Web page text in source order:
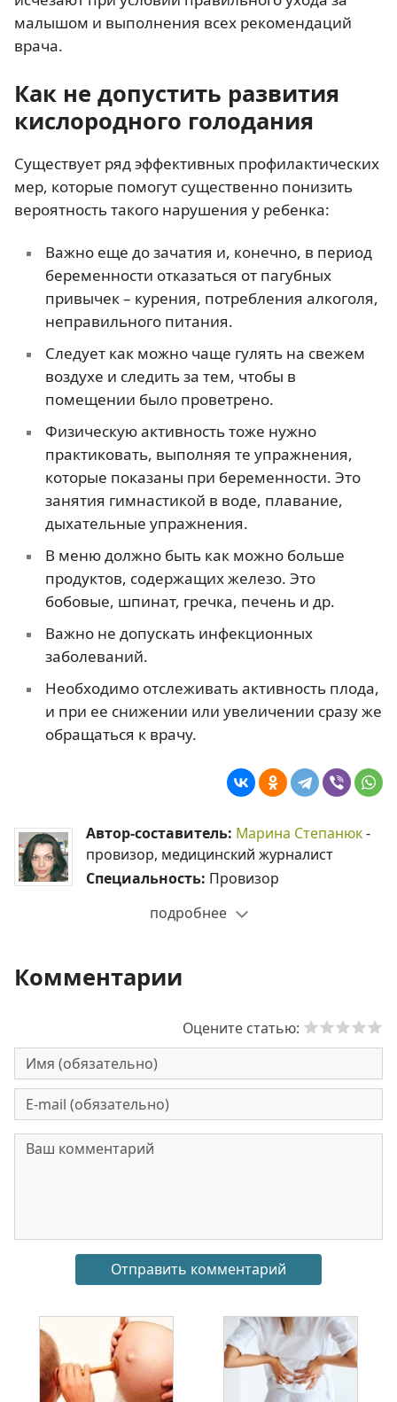
малышом и выполнения всех рекомендаций
врача.
Как не допустить развития
кислородного голодания
Существует ряд эффективных профилактических
мер, которые помогут существенно понизить
вероятность такого нарушения у ребенка:
Важно еще до зачатия и, конечно, в период
беременности отказаться от пагубных
привычек – курения, потребления алкоголя,
неправильного питания.
Следует как можно чаще гулять на свежем
воздухе и следить за тем, чтобы в
помещении было проветрено.
Физическую активность тоже нужно
практиковать, выполняя те упражнения,
которые показаны при беременности. Это
занятия гимнастикой в воде, плавание,
дыхательные упражнения.
В меню должно быть как можно больше
продуктов, содержащих железо. Это
бобовые, шпинат, гречка, печень и др.
Важно не допускать инфекционных
заболеваний.
Необходимо отслеживать активность плода,
и при ее снижении или увеличении сразу же
обращаться к врачу.
Автор-составитель: Марина Степанюк-
провизор, медицинский журналист
Специальность: Провизор
подробнее
Комментарии
Оцените статью: